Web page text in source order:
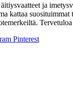
ja
kattaa suosituimmat
Pinterest